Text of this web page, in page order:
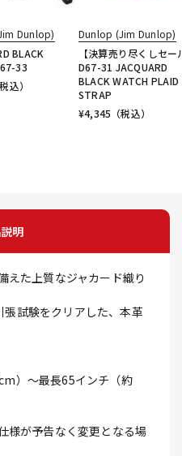
Dunlop)
BLACK
33
税込）
Dunlop (Jim Dunlop)
【決算売り尽くしセー
D67-31 JACQUARD
BLACK WATCH PLAID
STRAP
¥4,345 （税込）
明
えた上質なジャカード織り
試験をクリアした、本革
）～最長65インチ（約
様が予告なく変更となる場